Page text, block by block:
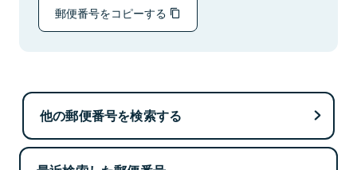
郵便番号をコピーする
他の郵便番号を検索する